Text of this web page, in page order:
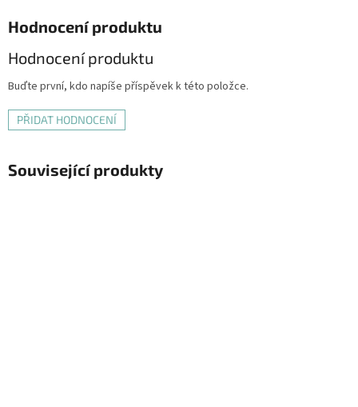
Hodnocení produktu
Hodnocení produktu
Buďte první, kdo napíše příspěvek k této položce.
PŘIDAT HODNOCENÍ
Související produkty